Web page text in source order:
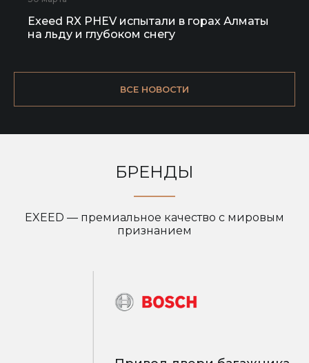
Exeed RX PHEV испытали в горах Алматы
на льду и глубоком снегу
ВСЕ НОВОСТИ
БРЕНДЫ
EXEED — премиальное качество с мировым
признанием